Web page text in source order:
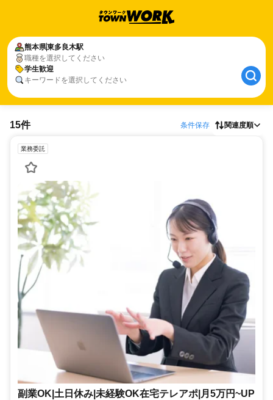
熊本県東多良木駅
職種を選択してください
学生歓迎
キーワードを選択してください
15件 条件保存 関連度順
業務委託
副業OK|土日休み|未経験OK在宅テレアポ|月5万円~UP